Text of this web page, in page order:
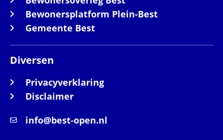
Bewonersplatform Plein-Best
Gemeente Best
Diversen
Privacyverklaring
Disclaimer
info@best-open.nl